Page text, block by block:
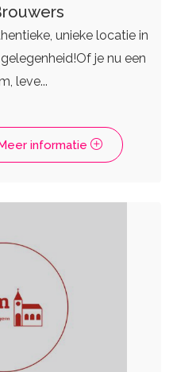
unieke locatie in
je nu een
leve...
informatie